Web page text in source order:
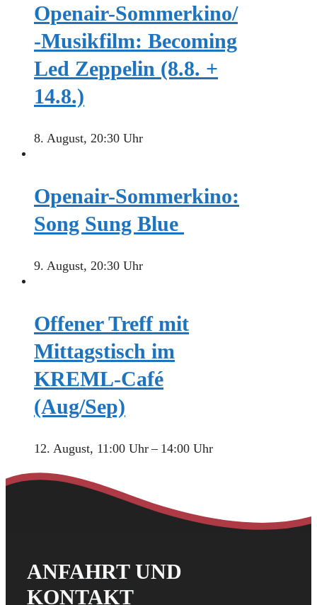
Openair-Sommerkino/
-Musikfilm: Becoming
Led Zeppelin (8.8. +
14.8.)
8. August, 20:30 Uhr
Openair-Sommerkino:
Song Sung Blue
9. August, 20:30 Uhr
Offener Treff mit
Mittagstisch im
KREML-Café
(Aug/Sep)
12. August, 11:00 Uhr– 14:00 Uhr
ANFAHRT UND
KONTAKT